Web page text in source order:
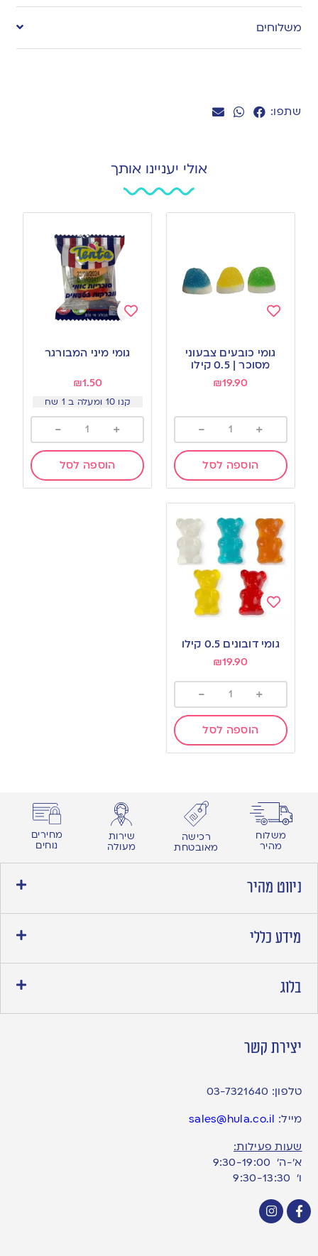
שתפו:
to
wishlist
משלוחים
אולי יעניינו אותך
to
wishlist
גומי כובעים צבעוני
מסוכר | 0.5 קילו
₪19.90
+
-
הוספה לסל
toגומי מיני המבורגר
₪1.50
קנו 10 ומעלה ב 1 שח
+
-
הוספה לסל
to
גומי דובונים 0.5 קילו
₪19.90
+
-
הוספה לסל
משלוח
מהיר
רכישה
מאובטחת
שירות
מעולה
מחירים
נוחים
ניווט מהיר
מידע כללי
בלוג
יצירת קשר
טלפון: 03-7321640
מייל: sales@hula.co.il
שעות פעילות:
א’-ה’ 9:30-19:00
ו׳ 9:30-13:30